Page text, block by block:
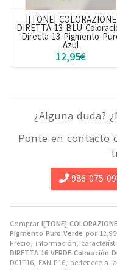
Comprar I[TONE]
Pigmento Puro Verde por 12,95
Precio, información,
DIRETTA 16 VERDE
D01T16, EAN P16, pertenece a
I[TONE] COLORAZIONE
DIRETTA 13 BLU
Directa 13 Pigmento
Azul
12,95€
¿Alguna duda?
Ponte en contacto
986 075